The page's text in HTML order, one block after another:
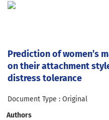
Prediction of women’s
on their attachment
distress tolerance
Document Type : Original
Authors